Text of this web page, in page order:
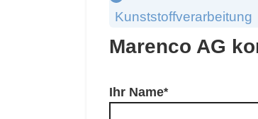
Kunststoffverarbeitung
Marenco AG
Ihr Name